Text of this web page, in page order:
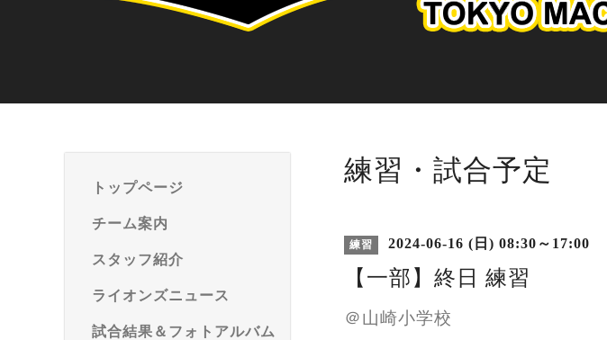
トップページ
チーム案内
スタッフ紹介
ライオンズニュース
試合結果＆フォトアルバム
練習・試合予定
練習 2024-06-16 (日) 08:30～17:00
【一部】終日 練習
＠山崎小学校